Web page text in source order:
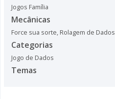
Jogos Família
Mecânicas
Force sua sorte, Rolagem de Dados
Categorias
Jogo de Dados
Temas